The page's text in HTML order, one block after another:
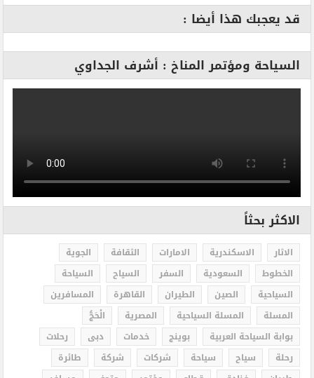
قد يعجبك هذا أيضا :
السياحة ومؤتمر المناخ : أشرف الجداوي
الاكثر بحثاً
الاثار الاسكندرية الامارات الثقافة
الجوية
الخطوط
السعودية السفر السياح
السياحة
السياحية
الصين الطيران القاهرة
المسافرين
المسلة
المسلة السياحية المصرية
الْحَجُّ
بوابة السياحة العربية
بوينج خدمات دبى
رحلات
رحلة
سياح سياحة شركات شركة
طائرة